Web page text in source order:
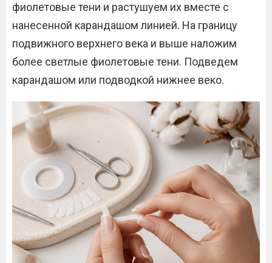
фиолетовые тени и растушуем их вместе с
нанесенной карандашом линией. На границу
подвижного верхнего века и выше наложим
более светлые фиолетовые тени. Подведем
карандашом или подводкой нижнее веко.